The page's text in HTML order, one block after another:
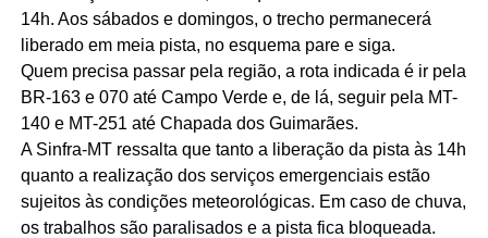
14h. Aos sábados e domingos, o trecho permanecerá
liberado em meia pista, no esquema pare e siga.
Quem precisa passar pela região, a rota indicada é ir pela
BR-163 e 070 até Campo Verde e, de lá, seguir pela MT-
140 e MT-251 até Chapada dos Guimarães.
A Sinfra-MT ressalta que tanto a liberação da pista às 14h
quanto a realização dos serviços emergenciais estão
sujeitos às condições meteorológicas. Em caso de chuva,
os trabalhos são paralisados e a pista fica bloqueada.